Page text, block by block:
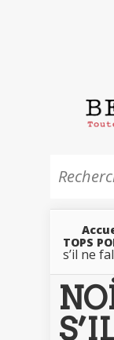
TOPS
s’il ne